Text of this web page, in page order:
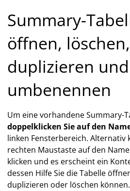
Summary-
öffnen, löschen,
duplizieren und
umbenennen
Um eine vorhandene Summary-
doppelklicken Sie auf den
linken Fensterbereich. Alternativ
rechten Maustaste auf den
klicken und es erscheint ein
dessen Hilfe Sie die Tabelle
duplizieren oder löschen können.